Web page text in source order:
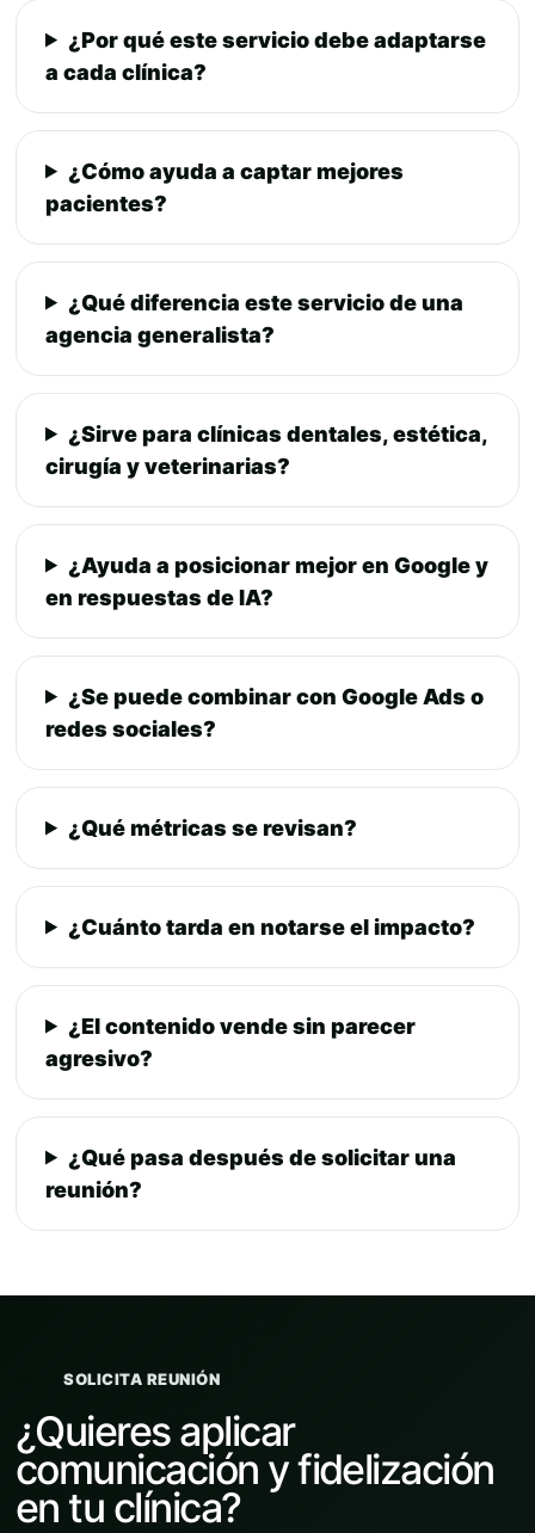
¿Por qué este servicio debe adaptarse
a cada clínica?
¿Cómo ayuda a captar mejores
pacientes?
¿Qué diferencia este servicio de una
agencia generalista?
¿Sirve para clínicas dentales, estética,
cirugía y veterinarias?
¿Ayuda a posicionar mejor en Google y
en respuestas de IA?
¿Se puede combinar con Google Ads o
redes sociales?
¿Qué métricas se revisan?
¿Cuánto tarda en notarse el impacto?
¿El contenido vende sin parecer
agresivo?
¿Qué pasa después de solicitar una
reunión?
SOLICITA REUNIÓN
¿Quieres aplicar
comunicación y fidelización
en tu clínica?